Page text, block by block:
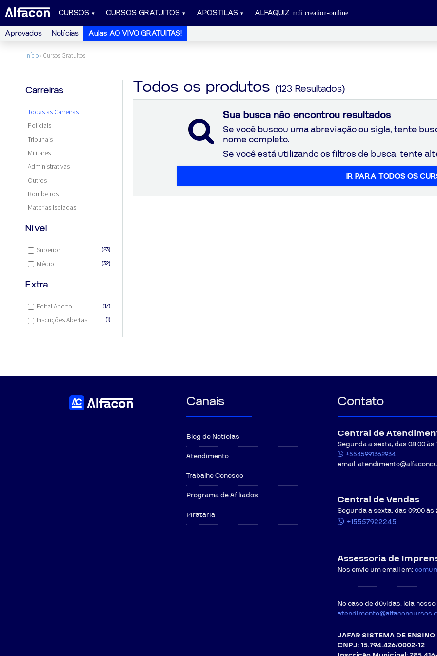
CURSOS CURSOS GRATUITOS APOSTILAS ALFAQUIZ
Aprovados Notícias Aulas AO VIVO GRATUITAS!
Início › Cursos Gratuitos
Carreiras
Todas as Carreiras
Policiais
Tribunais
Militares
Administrativas
Outros
Bombeiros
Matérias Isoladas
Nível
Superior (23)
Médio (32)
Extra
Edital Aberto (17)
Inscrições Abertas (1)
Todos os produtos (123 Resultados)
Sua busca não encontrou resultados
Se você buscou uma abreviação ou sigla, tente
nome completo.
Se você está utilizando os filtros de busca, tente
IR PARA TODOS OS
Canais
Blog de Notícias
Atendimento
Trabalhe Conosco
Programa de Afiliados
Pirataria
Contato
Central de
Segunda a sexta, das 08:00 às
+5545991362934
email:
Central de Vendas
Segunda a sexta, das 09:00 às
+15557922245
Assessoria de
Nos envie um email em:
No caso de dúvidas, leia nosso
JAFAR SISTEMA DE
CNPJ: 15.794.426/0002-12